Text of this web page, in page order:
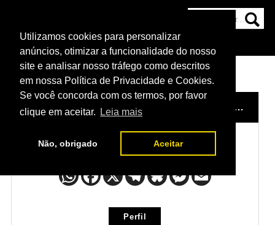
Utilizamos cookies para personalizar
anúncios, otimizar a funcionalidade do nosso
site e analisar nosso tráfego como descritos
em nossa Política de Privacidade e Cookies.
Se você concorda com os termos, por favor
clique em aceitar.
Leia mais
Não, obrigado Aceitar
NOTÍCIAS
HOME FRASES DE LUTADORES
Georges St. Pierre
Perfil